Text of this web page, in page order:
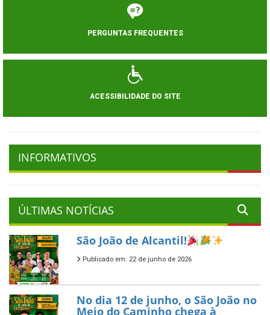
PERGUNTAS FREQUENTES
ACESSIBILIDADE DO SITE
INFORMATIVOS
ÚLTIMAS NOTÍCIAS
São João de Alcantil!
Publicado em: 22 de junho de 2026
No dia 12 de junho, o São João no
Meio do Caminho chega à